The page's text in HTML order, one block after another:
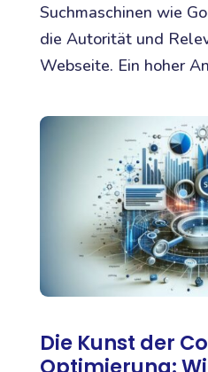
Suchmaschinen wie
die Autorität und
Webseite. Ein hoher
Die Kunst der